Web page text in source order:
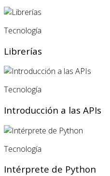
Tecnología
Librerías
Tecnología
Introducción a las APIs
Tecnología
Intérprete de Python